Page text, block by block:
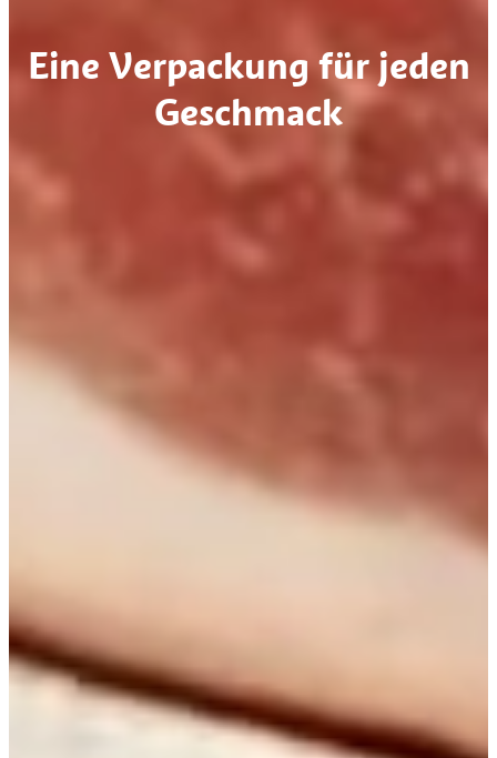
Eine Verpackung für jeden
Geschmack